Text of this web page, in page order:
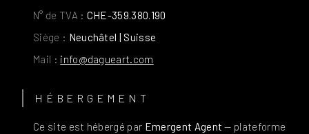
N° de TVA : CHE-359.380.190
Siège : Neuchâtel | Suisse
Mail : info@dagueart.com
HÉBERGEMENT
Ce site est hébergé par Emergent Agent — plateforme